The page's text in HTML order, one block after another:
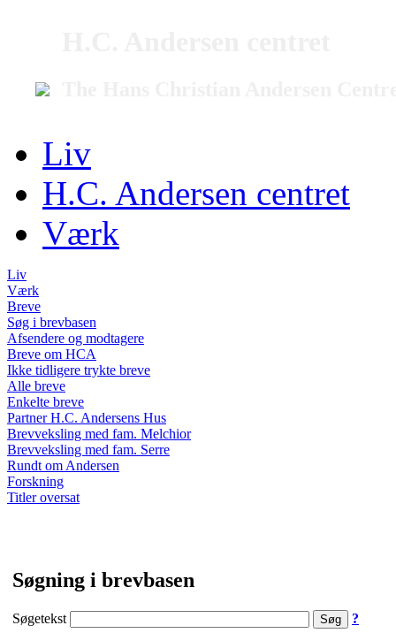
Liv
H.C. Andersen centret
Værk
Liv
Værk
Breve
Søg i brevbasen
Afsendere og modtagere
Breve om HCA
Ikke tidligere trykte breve
Alle breve
Enkelte breve
Partner H.C. Andersens Hus
Brevveksling med fam. Melchior
Brevveksling med fam. Serre
Rundt om Andersen
Forskning
Titler oversat
Søgning i brevbasen
Søgetekst ?